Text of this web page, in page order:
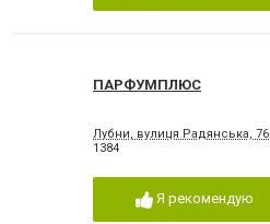
ПАРФУМПЛЮС
Лубни, вулиця Радянська, 76
1384
Я рекомендую